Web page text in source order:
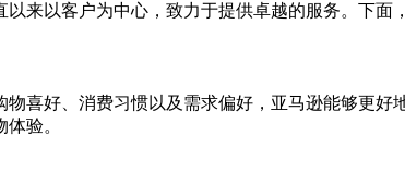
来以客户为中心，致力于提供卓越的服务。下面
喜好、消费习惯以及需求偏好，亚马逊能够更
验。